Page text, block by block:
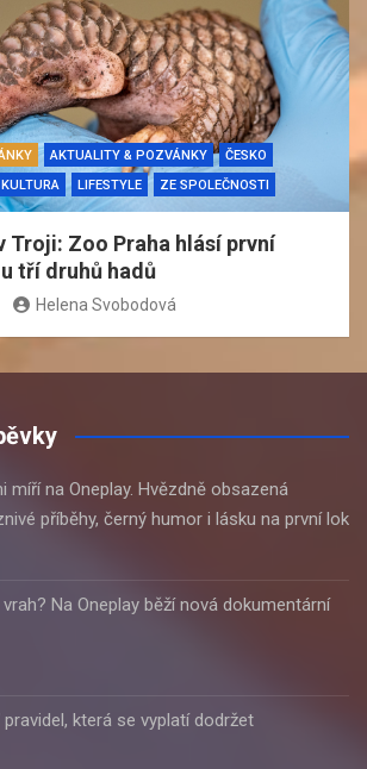
AKTUALITY & POZVÁNKY
ČESKO
KULTURA LIFESTYLE ZE SPOLEČNOSTI
Troji: Zoo Praha hlásí první
tří druhů hadů
Helena Svobodová
míří na Oneplay. Hvězdně obsazená
příběhy, černý humor i lásku na první lok
Na Oneplay běží nová dokumentární
která se vyplatí dodržet